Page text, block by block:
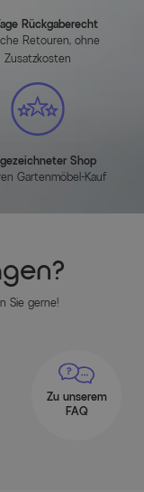
Rückgaberecht
Retouren, ohne
Zusatzkosten
Shop
Gartenmöbel-Kauf
Sie gerne!
Zu unserem
FAQ